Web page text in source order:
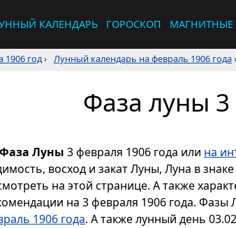
КАЛЕНДАРЬ ГОРОСКОП МАГНИТНЫЕ
1906 год› Лунный календарь на февраль 1906 года›
Фаза луны 3
Фаза Луны 3 февраля 1906 года или на
восход и закат Луны, Луна в
на этой странице. А также
на 3 февраля 1906 года. Фазы
1906 года. А также лунный день